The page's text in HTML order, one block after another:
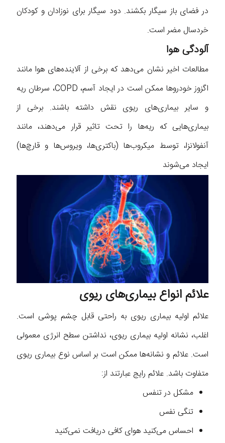
در فضای باز سیگار بکشند. دود سیگار برای نوزادان و کودکان
خردسال مضر است.
آلودگی هوا
مطالعات اخیر نشان می‌دهد که برخی از آلاینده‌های هوا مانند
اگزوز خودروها ممکن است در ایجاد آسم، COPD، سرطان ریه
و سایر بیماری‌های ریوی نقش داشته باشند.‌ برخی از
بیماری‌هایی که ریه‌ها را تحت تاثیر قرار می‌دهند، مانند
آنفولانزا، توسط میکروب‌ها (باکتری‌ها، ویروس‌ها و قارچ‌ها)
ایجاد می‌شوند
علائم انواع بیماری‌های ریوی
علائم اولیه بیماری ریوی به راحتی قابل چشم پوشی است.
اغلب، نشانه اولیه بیماری ریوی، نداشتن سطح انرژی معمولی
است. علائم و نشانه‌ها ممکن است بر اساس نوع بیماری ریوی
متفاوت باشد. علائم رایج عبارتند از:
مشکل در تنفس
تنگی نفس
احساس می‌کنید هوای کافی دریافت نمی‌کنید